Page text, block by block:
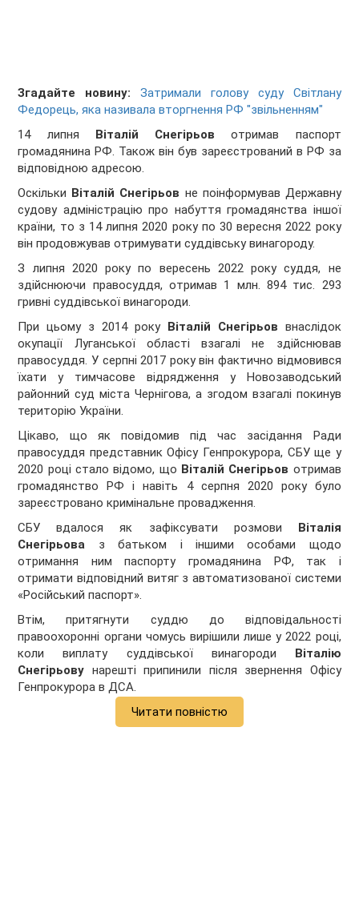
Згадайте новину:
Затримали голову суду Світлану
Федорець, яка називала вторгнення РФ "звільненням"
14 липня Віталій Снегірьов отримав паспорт
громадянина РФ. Також він був зареєстрований в РФ за
відповідною адресою.
Оскільки Віталій Снегірьов не поінформував Державну
судову адміністрацію про набуття громадянства іншої
країни, то з 14 липня 2020 року по 30 вересня 2022 року
він продовжував отримувати суддівську винагороду.
З липня 2020 року по вересень 2022 року суддя, не
здійснюючи правосуддя, отримав 1 млн. 894 тис. 293
гривні суддівської винагороди.
При цьому з 2014 року Віталій Снегірьов внаслідок
окупації Луганської області взагалі не здійснював
правосуддя. У серпні 2017 року він фактично відмовився
їхати у тимчасове відрядження у Новозаводський
районний суд міста Чернігова, а згодом взагалі покинув
територію України.
Цікаво, що як повідомив під час засідання Ради
правосуддя представник Офісу Генпрокурора, СБУ ще у
2020 році стало відомо, що Віталій Снегірьов отримав
громадянство РФ і навіть 4 серпня 2020 року було
зареєстровано кримінальне провадження.
СБУ вдалося як зафіксувати розмови Віталія
Снегірьова з батьком і іншими особами щодо
отримання ним паспорту громадянина РФ, так і
отримати відповідний витяг з автоматизованої системи
«Російський паспорт».
Втім, притягнути суддю до відповідальності
правоохоронні органи чомусь вирішили лише у 2022 році,
коли виплату суддівської винагороди Віталію
Снегірьову нарешті припинили після звернення Офісу
Генпрокурора в ДСА.
Читати повністю